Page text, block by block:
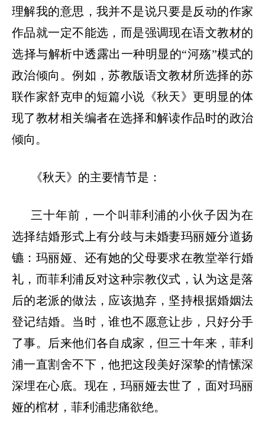
理解我的意思，我并不是说只要是反动的作家
作品就一定不能选，而是强调现在语文教材的
选择与解析中透露出一种明显的“河殇”模式的
政治倾向。例如，苏教版语文教材所选择的苏
联作家舒克申的短篇小说《秋天》更明显的体
现了教材相关编者在选择和解读作品时的政治
倾向。
《秋天》的主要情节是：
三十年前，一个叫菲利浦的小伙子因为在
选择结婚形式上有分歧与未婚妻玛丽娅分道扬
镳：玛丽娅、还有她的父母要求在教堂举行婚
礼，而菲利浦反对这种宗教仪式，认为这是落
后的老派的做法，应该抛弃，坚持根据婚姻法
登记结婚。当时，谁也不愿意让步，只好分手
了事。后来他们各自成家，但三十年来，菲利
浦一直割舍不下，他把这段美好深挚的情愫深
深埋在心底。现在，玛丽娅去世了，面对玛丽
娅的棺材，菲利浦悲痛欲绝。